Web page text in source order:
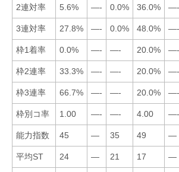
2連対率 5.6% —- 0.0% 36.0% —-
3連対率 27.8% —- 0.0% 48.0% —-
枠1着率 0.0% —- —- 20.0% —-
枠2連率 33.3% —- —- 20.0% —-
枠3連率 66.7% —- —- 20.0% —-
枠別コ率 1.00 —- —- 4.00 —-
能力指数 45 — 35 49 —
平均ST 24 — 21 17 —